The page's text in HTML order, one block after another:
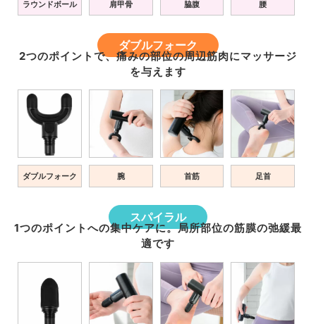
ラウンドボール 肩甲骨 脇腹 腰
ダブルフォーク
2つのポイントで、痛みの部位の周辺筋肉にマッサージ
を与えます
ダブルフォーク 腕 首筋 足首
スパイラル
1つのポイントへの集中ケアに。局所部位の筋膜の弛緩最
適です